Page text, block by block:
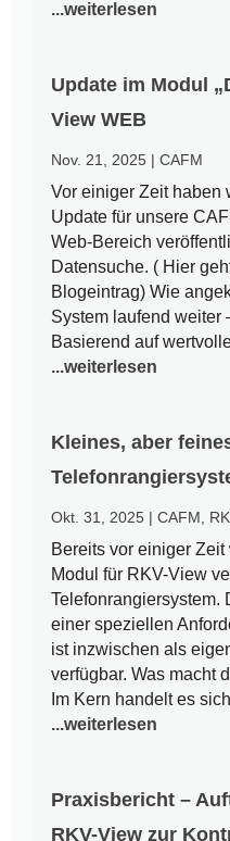
...weiterlesen
Update im Modul
View WEB
Nov. 21, 2025 |CAFM
Vor einiger Zeit haben
Update für unsere
Web-Bereich
Datensuche. ( Hier
Blogeintrag) Wie
System laufend weiter
Basierend auf
...weiterlesen
Kleines, aber
Okt. 31, 2025 |CAFM
Bereits vor einiger
Modul für RKV-View
Telefonrangiersystem.
einer speziellen
ist inzwischen als
verfügbar. Was macht
Im Kern handelt es
...weiterlesen
Praxisbericht –
RKV-View zur